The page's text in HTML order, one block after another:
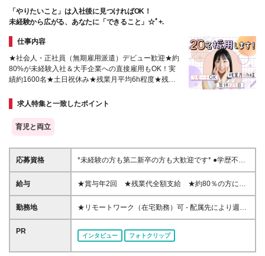
「やりたいこと」は入社後に見つければOK！
未経験から広がる、あなたに「できること」☆ﾟ+.
仕事内容
★社会人・正社員（無期雇用派遣）デビュー歓迎★約
80%が未経験入社＆大手企業への直接雇用もOK！実
績約1600名★土日祝休み★残業月平均6h程度★残業
求人特集と一致したポイント
育児と両立
応募資格
*未経験の方も第二新卒の方も大歓迎です* ●学歴不問
●フリーターの方も歓迎しています♪ ☆こんな方に向
いています ◆パソコンスキルを身に付けたい方 ◆大
たい方 ◆仕事とプライベートの両立をしたい方 ◆チ
ームワークを大切にしたい方
給与
★賞与年2回 ★残業代全額支給 ★約80％の方にパ
フォーマンス給(*)支給！ 【東京都】月給201,100円～
328,300円（別途賞与年2回） 【神奈川県】月給
【埼玉県】月給193,000円～314,800円（別途賞与年2
勤務地
★リモートワーク（在宅勤務）可 - 配属先により週1
～5日のリモートワークOK ★募集エリア｜北海道、
宮城、千葉、埼玉、東京、神奈川、愛知、京都、大
阪、兵庫、福岡で採用中 ★駅近くのオフィスで勤務
可能！お仕事帰りにグルメやショッピングも楽しめま
PR
インタビュー フォトクリップ